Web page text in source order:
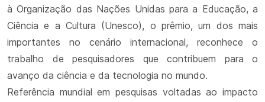
à Organização das Nações Unidas para a Educação, a
Ciência e a Cultura (Unesco), o prêmio, um dos mais
importantes no cenário internacional, reconhece o
trabalho de pesquisadores que contribuem para o
avanço da ciência e da tecnologia no mundo.
Referência mundial em pesquisas voltadas ao impacto